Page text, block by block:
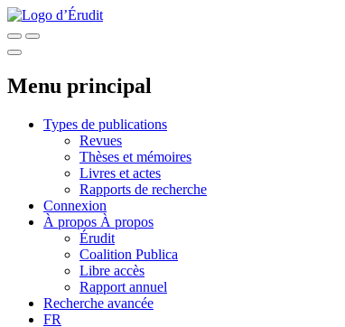
Menu principal
Types de publications
Revues
Thèses et mémoires
Livres et actes
Rapports de recherche
Connexion
À propos À propos
Érudit
Coalition Publica
Libre accès
Rapport annuel
Recherche avancée
FR